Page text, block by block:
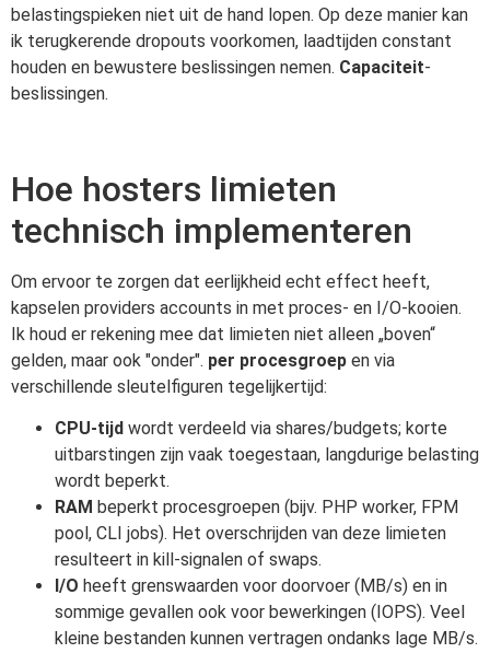
belastingspieken niet uit de hand lopen. Op deze manier kan
ik terugkerende dropouts voorkomen, laadtijden constant
houden en bewustere beslissingen nemen. Capaciteit-
beslissingen.
Hoe hosters limieten
technisch implementeren
Om ervoor te zorgen dat eerlijkheid echt effect heeft,
kapselen providers accounts in met proces- en I/O-kooien.
Ik houd er rekening mee dat limieten niet alleen „boven“
gelden, maar ook "onder". per procesgroep en via
verschillende sleutelfiguren tegelijkertijd:
CPU-tijd wordt verdeeld via shares/budgets; korte
uitbarstingen zijn vaak toegestaan, langdurige belasting
wordt beperkt.
RAM beperkt procesgroepen (bijv. PHP worker, FPM
pool, CLI jobs). Het overschrijden van deze limieten
resulteert in kill-signalen of swaps.
I/O heeft grenswaarden voor doorvoer (MB/s) en in
sommige gevallen ook voor bewerkingen (IOPS). Veel
kleine bestanden kunnen vertragen ondanks lage MB/s.